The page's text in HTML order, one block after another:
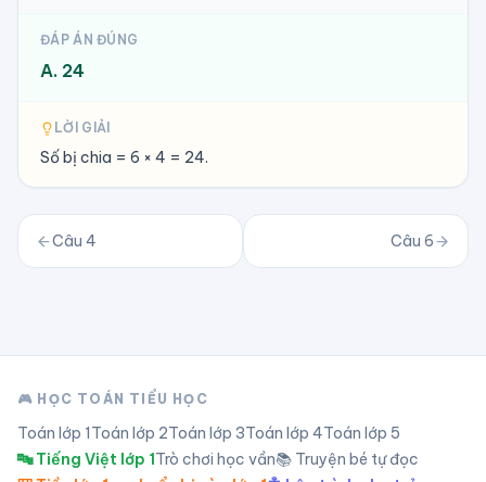
ĐÁP ÁN ĐÚNG
A. 24
LỜI GIẢI
Số bị chia = 6 × 4 = 24.
Câu 4 Câu 6
🎮 HỌC TOÁN TIỂU HỌC
Toán lớp 1Toán lớp 2Toán lớp 3Toán lớp 4Toán lớp 5
🔤 Tiếng Việt lớp 1Trò chơi học vần📚 Truyện bé tự đọc